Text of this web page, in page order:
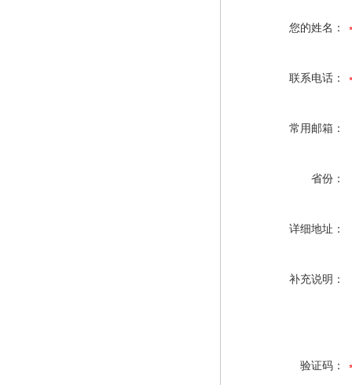
您的姓名：
联系电话：
常用邮箱：
省份：
详细地址：
补充说明：
验证码：